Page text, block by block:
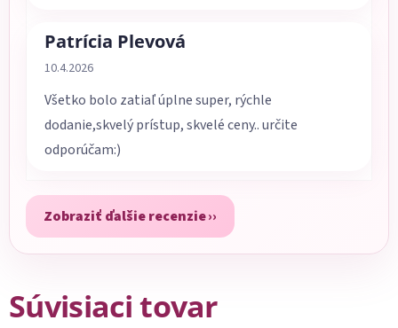
Patrícia Plevová
Hodnotenie obchodu je 5 z 5 hviezdičiek.
10.4.2026
Všetko bolo zatiaľ úplne super, rýchle
dodanie,skvelý prístup, skvelé ceny.. určite
odporúčam:)
Zobraziť ďalšie recenzie
Súvisiaci tovar